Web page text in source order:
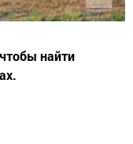
найти